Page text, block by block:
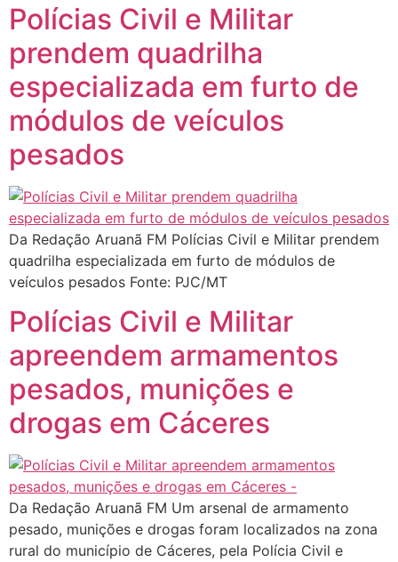
Polícias Civil e Militar
prendem quadrilha
especializada em furto de
módulos de veículos
pesados
Da Redação Aruanã FM Polícias Civil e Militar prendem
quadrilha especializada em furto de módulos de
veículos pesados Fonte: PJC/MT
Polícias Civil e Militar
apreendem armamentos
pesados, munições e
drogas em Cáceres
Da Redação Aruanã FM Um arsenal de armamento
pesado, munições e drogas foram localizados na zona
rural do município de Cáceres, pela Polícia Civil e